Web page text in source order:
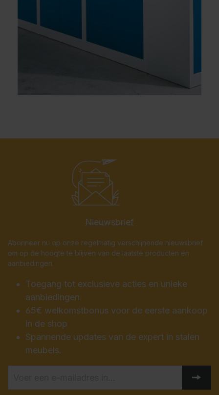
Nieuwsbrief
Abonneer nu op onze regelmatig verschijnende nieuwsbrief
om op de hoogte te blijven van de laatste producten en
aanbiedingen.
Toegang tot exclusieve acties en unieke
aanbiedingen
65€ welkomstbonus voor de eerste aankoop
in de shop
Spannende updates van de expert in stalen
meubels.